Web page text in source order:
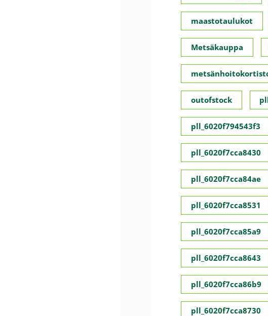
maastotaulukot
Metsäkauppa
outofstock
pll_6020f794543f3
pll_6020f7cca8430
pll_6020f7cca84ae
pll_6020f7cca8531
pll_6020f7cca85a9
pll_6020f7cca8643
pll_6020f7cca86b9
pll_6020f7cca8730